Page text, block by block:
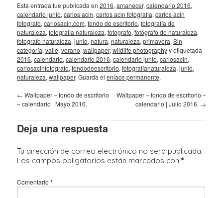
Esta entrada fue publicada en 2016, amanecer, calendario 2016,
calendario junio, carlos acin, carlos acin fotografia, carlos acin
fotografo, carlosacin.com, fondo de escritorio, fotografía de
naturaleza, fotografia naturaleza, fotografo, fotógrafo de naturaleza,
fotografo naturaleza, junio, natura, naturaleza, primavera, Sin
categoría, valle, verano, wallpaper, wildlife photographyy etiquetada
2016, calendario, calendario 2016, calendario junio, carlosacin,
carlosacinfotografo, fondodeescritorio, fotografianaturaleza, junio,
naturaleza, wallpaper. Guarda el enlace permanente.
← Wallpaper – fondo de escritorio
– calendario | Mayo 2016.
Wallpaper – fondo de escritorio –
calendario | Julio 2016. →
Deja una respuesta
Tu dirección de correo electrónico no será publicada.
Los campos obligatorios están marcados con *
Comentario *